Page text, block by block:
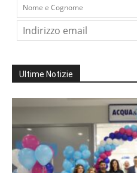
Ultime Notizie